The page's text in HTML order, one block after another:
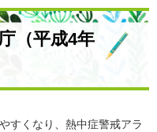
（平成4年
すくなり、熱中症警戒アラ